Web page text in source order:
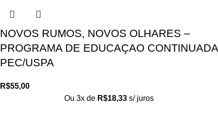
NOVOS RUMOS, NOVOS OLHARES –
PROGRAMA DE EDUCAÇAO CONTINUADA
PEC/USPA
R$55,00
Ou 3x de R$18,33 s/ juros